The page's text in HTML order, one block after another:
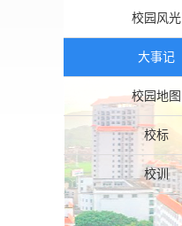
校园风光
大事记
校园地图
校标
校训